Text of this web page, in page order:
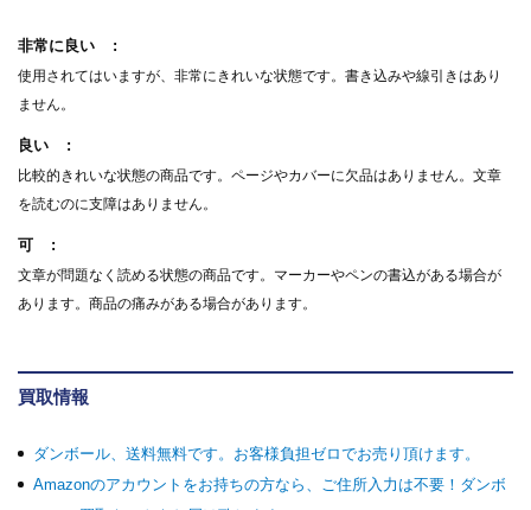
非常に良い
使用されてはいますが、非常にきれいな状態です。書き込みや線引きはあり
ません。
良い
比較的きれいな状態の商品です。ページやカバーに欠品はありません。文章
を読むのに支障はありません。
可
文章が問題なく読める状態の商品です。マーカーやペンの書込がある場合が
あります。商品の痛みがある場合があります。
買取情報
ダンボール、送料無料です。お客様負担ゼロでお売り頂けます。
Amazonのアカウントをお持ちの方なら、ご住所入力は不要！ダンボ